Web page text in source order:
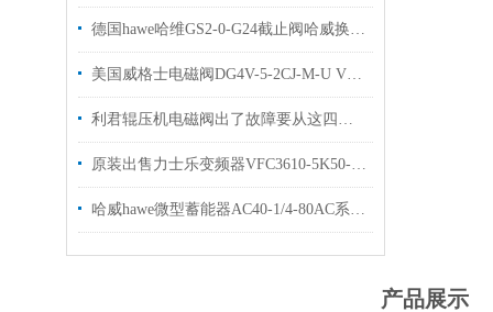
德国hawe哈维GS2-0-G24截止阀哈威换向阀现货出售
美国威格士电磁阀DG4V-5-2CJ-M-U VICKERS换向阀现货
利君辊压机电磁阀出了故障要从这四个方面进行排查
原装出售力士乐变频器VFC3610-5K50-3P4-MNA
哈威hawe微型蓄能器AC40-1/4-80AC系列全新现货出售
产品展示